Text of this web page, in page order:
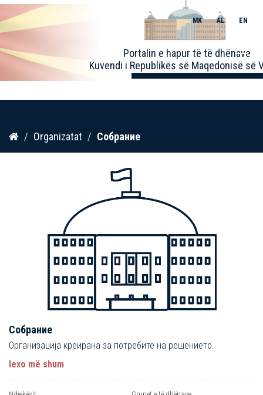
Kalo
përmbajtja
Portalin e hapur të të dhënave
Kuvendi i Republikës së Maqedonisë së
MK AL EN
Toggle
Organizatat Собрание
Собрание
Организација креирана за потребите на решението.
lexo më shum